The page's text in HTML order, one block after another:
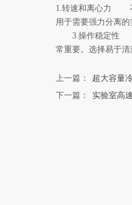
1.转速和离心力 不
用于需要强力分离
3.操作稳定性 细
常重要。选择易于
上一篇：
超大容量
下一篇：
实验室高